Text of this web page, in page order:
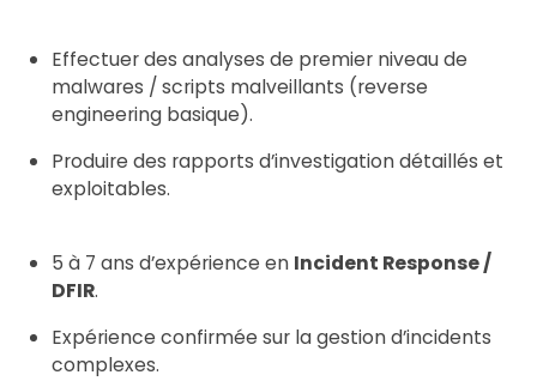
Effectuer des analyses de premier niveau de
malwares / scripts malveillants (reverse
engineering basique).
Produire des rapports d’investigation détaillés et
exploitables.
5 à 7 ans d’expérience en Incident Response /
DFIR.
Expérience confirmée sur la gestion d’incidents
complexes.